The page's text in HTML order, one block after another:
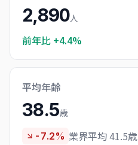
2,890人
前年比 +4.4%
平均年齢
38.5歳
-7.2% 業界平均 41.5歳